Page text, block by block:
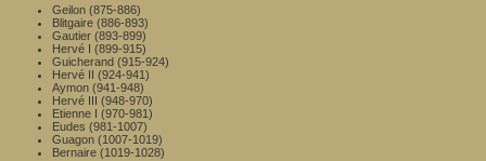
Geilon (875-886)
Blitgaire (886-893)
Gautier (893-899)
Hervé I (899-915)
Guicherand (915-924)
Hervé II (924-941)
Aymon (941-948)
Hervé III (948-970)
Etienne I (970-981)
Eudes (981-1007)
Guagon (1007-1019)
Bernaire (1019-1028)